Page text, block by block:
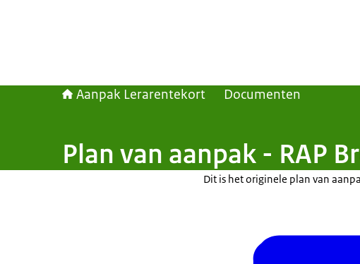
Aanpak Lerarentekort Documenten
Plan van aanpak - RAP
Dit is het originele plan van